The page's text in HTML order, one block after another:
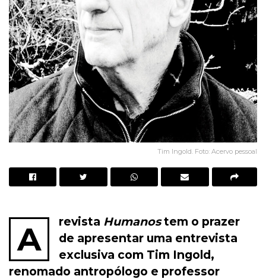
Tim Ingold. Foto: Acervo pessoal
A revista Humanostem o prazer
de apresentar uma entrevista
exclusiva com Tim Ingold,
renomado antropólogo e professor